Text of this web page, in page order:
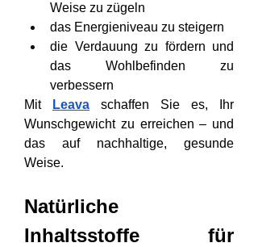
Weise zu zügeln
das Energieniveau zu steigern
die Verdauung zu fördern und
das Wohlbefinden zu
verbessern
Mit
Leava schaffen Sie es, Ihr
Wunschgewicht zu erreichen – und
das auf nachhaltige, gesunde
Weise.
Natürliche
Inhaltsstoffe für